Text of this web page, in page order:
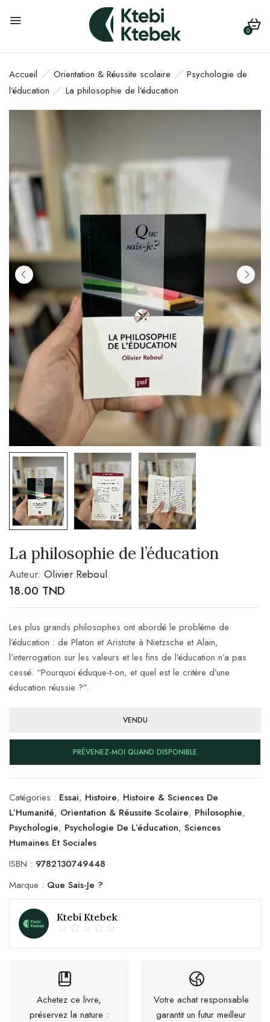
0
Accueil Orientation & Réussite scolaire
Psychologie de
l’éducation
La philosophie de l’éducation
La philosophie de l’éducation
Auteur: Olivier Reboul
18.00 TND
Les plus grands philosophes ont abordé le problème de
l’éducation : de Platon et Aristote à Nietzsche et Alain,
l’interrogation sur les valeurs et les fins de l’éducation n’a pas
cessé. “Pourquoi éduque-t-on, et quel est le critère d’une
éducation réussie ?”.
VENDU
PRÉVENEZ-MOI QUAND DISPONIBLE
Catégories : Essai, Histoire, Histoire & Sciences De
L’Humanité, Orientation & Réussite Scolaire, Philosophie,
Psychologie, Psychologie De L’éducation, Sciences
Humaines Et Sociales
ISBN : 9782130749448
Marque : Que Sais-Je ?
Ktebi Ktebek
Achetez ce livre,
préservez la nature :
Votre achat responsable
garantit un futur meilleur